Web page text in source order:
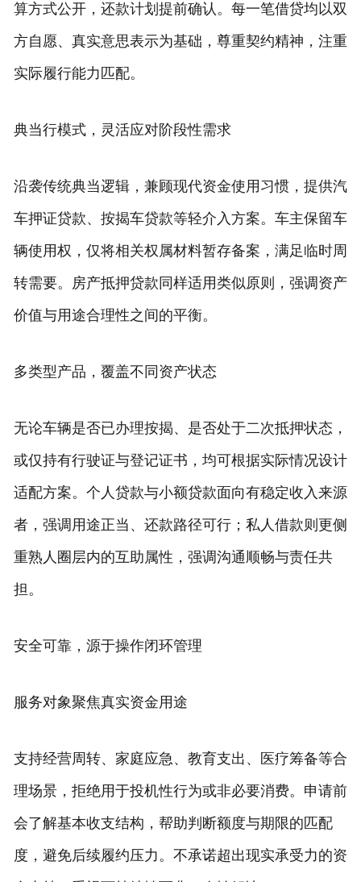
算方式公开，还款计划提前确认。每一笔借贷均以双
方自愿、真实意思表示为基础，尊重契约精神，注重
实际履行能力匹配。
典当行模式，灵活应对阶段性需求
沿袭传统典当逻辑，兼顾现代资金使用习惯，提供汽
车押证贷款、按揭车贷款等轻介入方案。车主保留车
辆使用权，仅将相关权属材料暂存备案，满足临时周
转需要。房产抵押贷款同样适用类似原则，强调资产
价值与用途合理性之间的平衡。
多类型产品，覆盖不同资产状态
无论车辆是否已办理按揭、是否处于二次抵押状态，
或仅持有行驶证与登记证书，均可根据实际情况设计
适配方案。个人贷款与小额贷款面向有稳定收入来源
者，强调用途正当、还款路径可行；私人借款则更侧
重熟人圈层内的互助属性，强调沟通顺畅与责任共
担。
安全可靠，源于操作闭环管理
服务对象聚焦真实资金用途
支持经营周转、家庭应急、教育支出、医疗筹备等合
理场景，拒绝用于投机性行为或非必要消费。申请前
会了解基本收支结构，帮助判断额度与期限的匹配
度，避免后续履约压力。不承诺超出现实承受力的资